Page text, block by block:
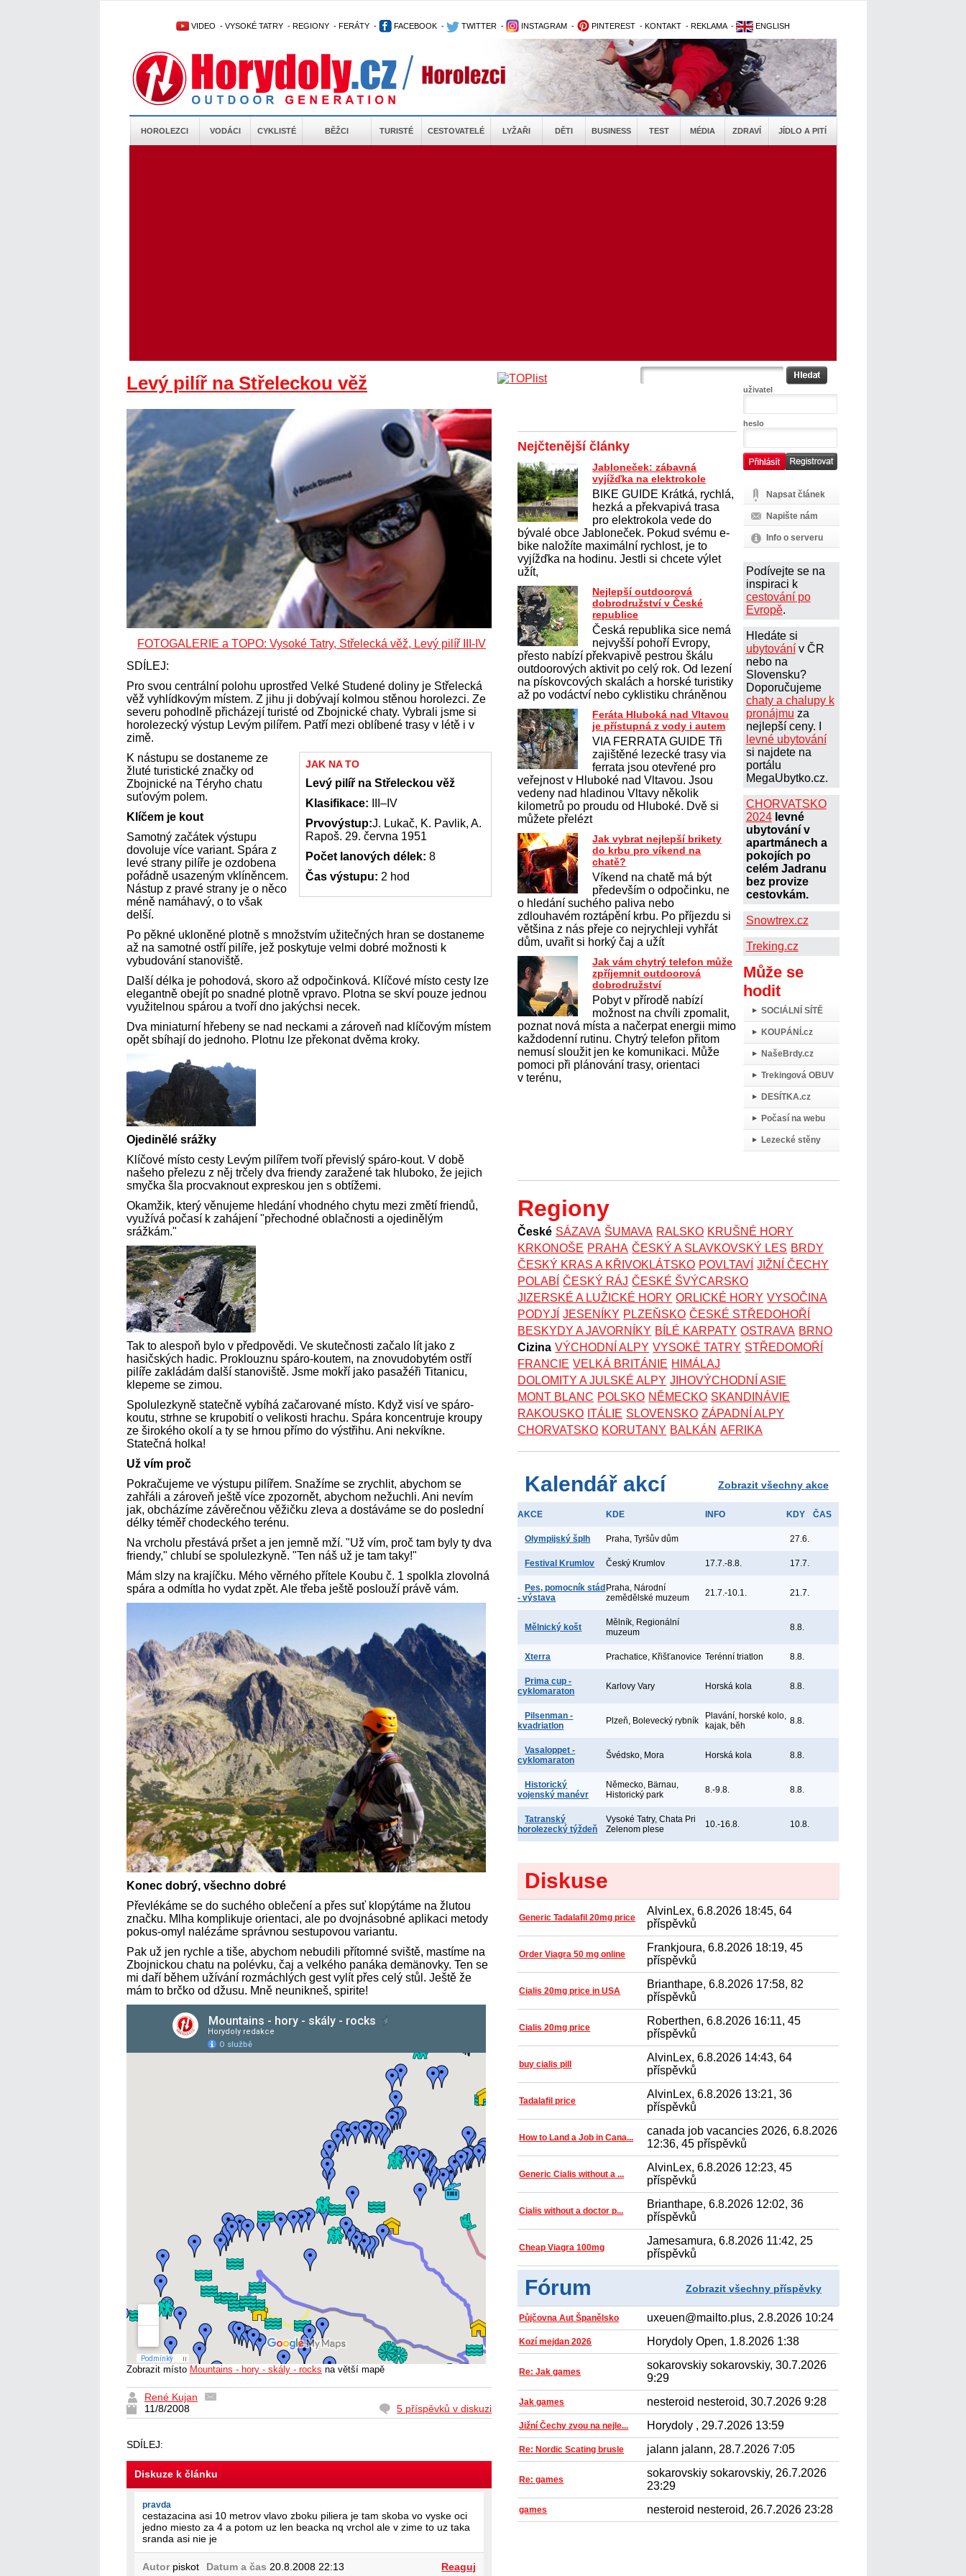
VIDEO - VYSOKÉ TATRY - REGIONY - FERÁTY - FACEBOOK - TWITTER - INSTAGRAM - PINTEREST - KONTAKT - REKLAMA - ENGLISH
HOROLEZCI VODÁCI CYKLISTÉ BĚŽCI TURISTÉ CESTOVATELÉ LYŽAŘI DĚTI BUSINESS TEST MÉDIA ZDRAVÍ JÍDLO A PITÍ
Levý pilíř na Střeleckou věž
FOTOGALERIE a TOPO: Vysoké Tatry, Střelecká věž, Levý pilíř III-IV
SDÍLEJ:
Pro svou centrální polohu uprostřed Velké Studené doliny je Střelecká
věž vyhlídkovým místem. Z jihu ji dobývají kolmou stěnou horolezci. Ze
severu pohodlně přicházejí turisté od Zbojnické chaty. Vybrali jsme si
horolezecký výstup Levým pilířem. Patří mezi oblíbené trasy v létě i v
zimě.
JAK NA TO
Levý pilíř na Střeleckou věž
Klasifikace: III–IV
Prvovýstup:J. Lukač, K. Pavlik, A.
Rapoš. 29. června 1951
Počet lanových délek: 8
Čas výstupu: 2 hod
K nástupu se dostaneme ze
žluté turistické značky od
Zbojnické na Téryho chatu
suťovým polem.
Klíčem je kout
Samotný začátek výstupu
dovoluje více variant. Spára z
levé strany pilíře je ozdobena
pořádně usazeným vklíněncem.
Nástup z pravé strany je o něco
méně namáhavý, o to však
delší.
Po pěkné ukloněné plotně s množstvím užitečných hran se dostaneme
až na samotné ostří pilíře, jež poskytuje velmi dobré možnosti k
vybudování stanoviště.
Další délka je pohodová, skoro až odpočinková. Klíčové místo cesty lze
elegantně obejít po snadné plotně vpravo. Plotna se skví pouze jednou
využitelnou spárou a tvoří dno jakýchsi necek.
Dva miniaturní hřebeny se nad neckami a zároveň nad klíčovým místem
opět sbíhají do jednoho. Plotnu lze překonat dvěma kroky.
Ojedinělé srážky
Klíčové místo cesty Levým pilířem tvoří převislý spáro-kout. V době
našeho přelezu z něj trčely dva friendy zaražené tak hluboko, že jejich
smyčka šla procvaknout expreskou jen s obtížemi.
Okamžik, který věnujeme hledání vhodného chytu mezi změtí friendů,
využívá počasí k zahájení "přechodné oblačnosti a ojedinělým
srážkám."
Tak to alespoň bylo v předpovědi. Ve skutečnosti začalo lít jako z
hasičských hadic. Proklouznu spáro-koutem, na znovudobytém ostří
pilíře zakládám další stanoviště. Jsme mokří jako pasažéři Titanicu,
klepeme se zimou.
Spolulezkyně statečně vybíhá začarované místo. Když visí ve spáro-
koutu, strhne se krupobití o velikosti hrachu. Spára koncentruje kroupy
ze širokého okolí a ty se hrnou přímo do výstřihu. Ani nekvíkne.
Statečná holka!
Už vím proč
Pokračujeme ve výstupu pilířem. Snažíme se zrychlit, abychom se
zahřáli a zároveň ještě více zpozornět, abychom nežuchli. Ani nevím
jak, obcházíme závěrečnou věžičku zleva a dostáváme se do poslední
délky téměř chodeckého terénu.
Na vrcholu přestává pršet a jen jemně mží. "Už vím, proč tam byly ty dva
friendy," chlubí se spolulezkyně. "Ten náš už je tam taky!"
Mám slzy na krajíčku. Mého věrného přítele Koubu č. 1 spolkla zlovolná
spára a odmítla ho vydat zpět. Ale třeba ještě poslouží právě vám.
Konec dobrý, všechno dobré
Převlékáme se do suchého oblečení a přes suť klopýtáme na žlutou
značku. Mlha komplikuje orientaci, ale po dvojnásobné aplikaci metody
pokus-omyl nalézáme správnou sestupovou variantu.
Pak už jen rychle a tiše, abychom nebudili přítomné sviště, mastíme na
Zbojnickou chatu na polévku, čaj a velkého panáka demänovky. Ten se
mi daří během užívání rozmáchlých gest vylít přes celý stůl. Ještě že
mám to brčko od džusu. Mně neunikneš, spirite!
Zobrazit místo Mountains - hory - skály - rocks na větší mapě
René Kujan
11/8/2008
5 příspěvků v diskuzi
SDÍLEJ:
Diskuze k článku
pravda
cestazacina asi 10 metrov vlavo zboku piliera je tam skoba vo vyske oci
jedno miesto za 4 a potom uz len beacka nq vrchol ale v zime to uz taka
sranda asi nie je
Autorpiskot Datum a čas 20.8.2008 22:13 Reaguj
uživatel
heslo
Napsat článek
Napište nám
Info o serveru
Podívejte se na
inspiraci k
cestování po
Evropě.
Hledáte si
ubytovánív ČR
nebo na
Slovensku?
Doporučujeme
chaty a chalupy k
pronájmu za
nejlepší ceny. I
levné ubytování
si najdete na
portálu
MegaUbytko.cz.
CHORVATSKO
2024 levné
ubytování v
apartmánech a
pokojích po
celém Jadranu
bez provize
cestovkám.
Snowtrex.cz
Treking.cz
Může se
hodit
SOCIÁLNÍ SÍTĚ
KOUPÁNÍ.cz
NašeBrdy.cz
Trekingová OBUV
DESÍTKA.cz
Počasí na webu
Lezecké stěny
Nejčtenější články
Jabloneček: zábavná
vyjížďka na elektrokole
BIKE GUIDE Krátká, rychlá,
hezká a překvapivá trasa
pro elektrokola vede do
bývalé obce Jabloneček. Pokud svému e-
bike naložíte maximální rychlost, je to
vyjížďka na hodinu. Jestli si chcete výlet
užít,
Nejlepší outdoorová
dobrodružství v České
republice
Česká republika sice nemá
nejvyšší pohoří Evropy,
přesto nabízí překvapivě pestrou škálu
outdoorových aktivit po celý rok. Od lezení
na pískovcových skalách a horské turistiky
až po vodáctví nebo cyklistiku chráněnou
Feráta Hluboká nad Vltavou
je přístupná z vody i autem
VIA FERRATA GUIDE Tři
zajištěné lezecké trasy via
ferrata jsou otevřené pro
veřejnost v Hluboké nad Vltavou. Jsou
vedeny nad hladinou Vltavy několik
kilometrů po proudu od Hluboké. Dvě si
můžete přelézt
Jak vybrat nejlepší brikety
do krbu pro víkend na
chatě?
Víkend na chatě má být
především o odpočinku, ne
o hledání suchého paliva nebo
zdlouhavém roztápění krbu. Po příjezdu si
většina z nás přeje co nejrychleji vyhřát
dům, uvařit si horký čaj a užít
Jak vám chytrý telefon může
zpříjemnit outdoorová
dobrodružství
Pobyt v přírodě nabízí
možnost na chvíli zpomalit,
poznat nová místa a načerpat energii mimo
každodenní rutinu. Chytrý telefon přitom
nemusí sloužit jen ke komunikaci. Může
pomoci při plánování trasy, orientaci
v terénu,
Regiony
České SÁZAVA ŠUMAVA RALSKO KRUŠNÉ HORY
KRKONOŠE PRAHA ČESKÝ A SLAVKOVSKÝ LES BRDY
ČESKÝ KRAS A KŘIVOKLÁTSKO POVLTAVÍ JIŽNÍ ČECHY
POLABÍ
ČESKÝ RÁJ ČESKÉ ŠVÝCARSKO
JIZERSKÉ A LUŽICKÉ HORY ORLICKÉ HORY VYSOČINA
PODYJÍ
JESENÍKY PLZEŇSKO ČESKÉ STŘEDOHOŘÍ
BESKYDY A JAVORNÍKY BÍLÉ KARPATY OSTRAVA BRNO
Cizina VÝCHODNÍ ALPY VYSOKÉ TATRY STŘEDOMOŘÍ
FRANCIE VELKÁ BRITÁNIE HIMÁLAJ
DOLOMITY A JULSKÉ ALPY JIHOVÝCHODNÍ ASIE
MONT BLANC POLSKO NĚMECKO SKANDINÁVIE
RAKOUSKO ITÁLIE SLOVENSKO ZÁPADNÍ ALPY
CHORVATSKO KORUTANY BALKÁN AFRIKA
Kalendář akcí Zobrazit všechny akce
AKCE KDE INFO KDY ČAS
Olympijský šplh Praha, Tyršův dům 27.6.
Festival Krumlov Český Krumlov 17.7.-8.8. 17.7.
Pes, pomocník stád
- výstava
Praha, Národní
zemědělské muzeum
21.7.-10.1. 21.7.
Mělnický košt
Mělník, Regionální
muzeum
8.8.
Xterra Prachatice, Křišťanovice Terénní triatlon 8.8.
Prima cup -
cyklomaraton
Karlovy Vary Horská kola 8.8.
Pilsenman -
kvadriatlon
Plzeň, Bolevecký rybník
Plavání, horské kolo,
kajak, běh
8.8.
Vasaloppet -
cyklomaraton
Švédsko, Mora Horská kola 8.8.
Historický
vojenský manévr
Německo, Bärnau,
Historický park
8.-9.8. 8.8.
Tatranský
horolezecký týždeň
Vysoké Tatry, Chata Pri
Zelenom plese
10.-16.8. 10.8.
Diskuse
Generic Tadalafil 20mg price
AlvinLex, 6.8.2026 18:45, 64
příspěvků
Order Viagra 50 mg online
Frankjoura, 6.8.2026 18:19, 45
příspěvků
Cialis 20mg price in USA
Brianthape, 6.8.2026 17:58, 82
příspěvků
Cialis 20mg price
Roberthen, 6.8.2026 16:11, 45
příspěvků
buy cialis pill
AlvinLex, 6.8.2026 14:43, 64
příspěvků
Tadalafil price
AlvinLex, 6.8.2026 13:21, 36
příspěvků
How to Land a Job in Cana...
canada job vacancies 2026, 6.8.2026
12:36, 45 příspěvků
Generic Cialis without a ...
AlvinLex, 6.8.2026 12:23, 45
příspěvků
Cialis without a doctor p...
Brianthape, 6.8.2026 12:02, 36
příspěvků
Cheap Viagra 100mg
Jamesamura, 6.8.2026 11:42, 25
příspěvků
Fórum Zobrazit všechny příspěvky
Půjčovna Aut Španělsko uxeuen@mailto.plus, 2.8.2026 10:24
Kozí mejdan 2026 Horydoly Open, 1.8.2026 1:38
Re: Jak games
sokarovskiy sokarovskiy, 30.7.2026
9:29
Jak games nesteroid nesteroid, 30.7.2026 9:28
Jižní Čechy zvou na nejle... Horydoly , 29.7.2026 13:59
Re: Nordic Scating brusle jalann jalann, 28.7.2026 7:05
Re: games
sokarovskiy sokarovskiy, 26.7.2026
23:29
games nesteroid nesteroid, 26.7.2026 23:28